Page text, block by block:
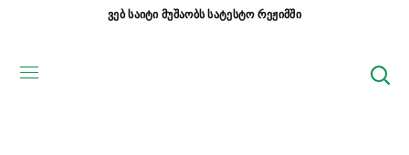
ვებ საიტი მუშაობს სატესტო რეჟიმში